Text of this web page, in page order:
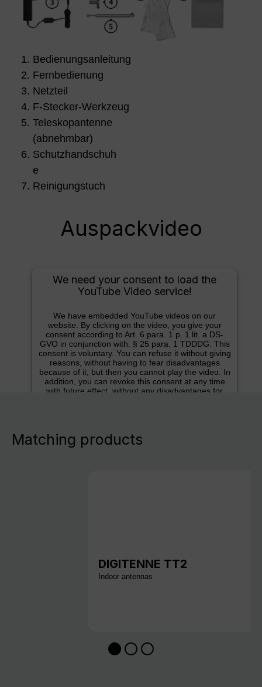
Bedienungsanleitung
Fernbedienung
Netzteil
F-Stecker-Werkzeug
Teleskopantenne
(abnehmbar)
Schutzhandschuh
e
Reinigungstuch
Auspackvideo
We need your consent to load the
YouTube Video service!
We have embedded YouTube videos on our
website. By clicking on the video, you give your
consent according to Art. 6 para. 1 p. 1 lit. a DS-
GVO in conjunction with. § 25 para. 1 TDDDG. This
consent is voluntary. You can refuse it without giving
reasons, without having to fear disadvantages
because of it, but then you cannot play the video. In
addition, you can revoke this consent at any time
with future effect, without any disadvantages for
Matching products
DIGITENNE TT2
Indoor antennas